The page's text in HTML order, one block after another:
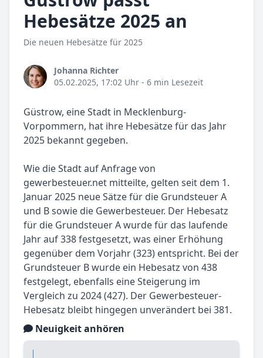
Hebesätze 2025 an
Die neuen Hebesätze für 2025
Johanna Richter
05.02.2025, 17:02 Uhr - 6 min Lesezeit
Güstrow, eine Stadt in Mecklenburg-
Vorpommern, hat ihre Hebesätze für das Jahr
2025 bekannt gegeben.
Wie die Stadt auf Anfrage von
gewerbesteuer.net mitteilte, gelten seit dem 1.
Januar 2025 neue Sätze für die Grundsteuer A
und B sowie die Gewerbesteuer. Der Hebesatz
für die Grundsteuer A wurde für das laufende
Jahr auf 338 festgesetzt, was einer Erhöhung
gegenüber dem Vorjahr (323) entspricht. Bei der
Grundsteuer B wurde ein Hebesatz von 438
festgelegt, ebenfalls eine Steigerung im
Vergleich zu 2024 (427). Der Gewerbesteuer-
Hebesatz bleibt hingegen unverändert bei 381.
Neuigkeit anhören